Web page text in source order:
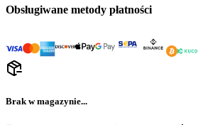
Obsługiwane metody płatności
Brak w magazynie...